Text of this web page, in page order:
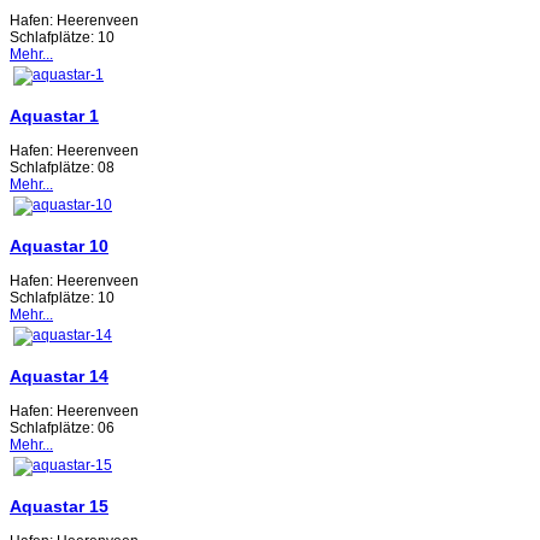
Hafen: Heerenveen
Schlafplätze: 10
Mehr...
Aquastar 1
Hafen: Heerenveen
Schlafplätze: 08
Mehr...
Aquastar 10
Hafen: Heerenveen
Schlafplätze: 10
Mehr...
Aquastar 14
Hafen: Heerenveen
Schlafplätze: 06
Mehr...
Aquastar 15